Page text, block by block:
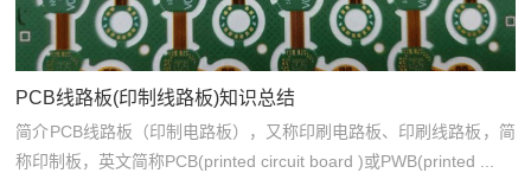
PCB线路板(印制线路板)知识总结
简介PCB线路板（印制电路板），又称印刷电路板、印刷线路板，简
称印制板，英文简称PCB(printed circuit board )或PWB(printed ...